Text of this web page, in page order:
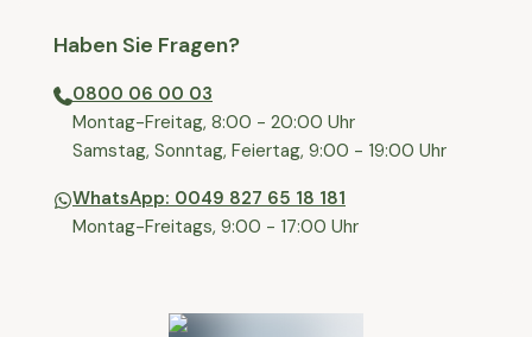
Haben Sie Fragen?
0800 06 00 03
⁠Montag-Freitag, 8:00 - 20:00 Uhr
⁠Samstag, Sonntag, Feiertag, 9:00 - 19:00 Uhr
WhatsApp: 0049 827 65 18 181
Montag-Freitags, 9:00 - 17:00 Uhr